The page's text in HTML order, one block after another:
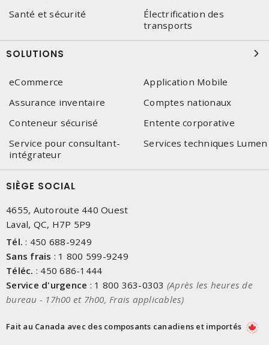
Santé et sécurité
Électrification des
transports
SOLUTIONS
eCommerce
Application Mobile
Assurance inventaire
Comptes nationaux
Conteneur sécurisé
Entente corporative
Service pour consultant-
intégrateur
Services techniques Lumen
SIÈGE SOCIAL
4655, Autoroute 440 Ouest
Laval, QC, H7P 5P9
Tél. : 450 688-9249
Sans frais : 1 800 599-9249
Téléc. : 450 686-1444
Service d'urgence : 1 800 363-0303 (Après les heures de
bureau - 17h00 et 7h00, Frais applicables)
Fait au Canada avec des composants canadiens et importés